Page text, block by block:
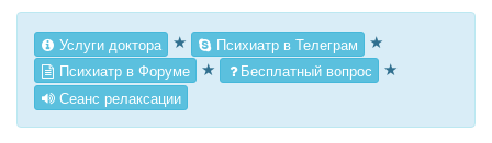
Услуги доктора ★ Психиатр в Телеграм ★
Психиатр в Форуме ★ Бесплатный вопрос ★
Сеанс релаксации